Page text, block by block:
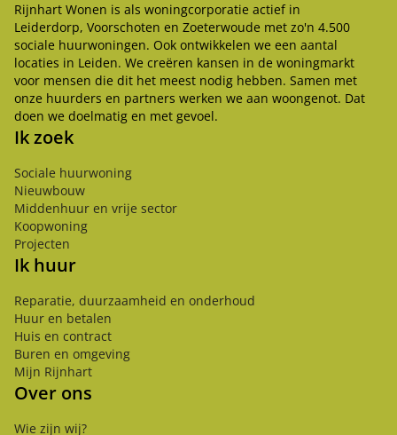
Rijnhart Wonen is als woningcorporatie actief in
Leiderdorp, Voorschoten en Zoeterwoude met zo'n 4.500
sociale huurwoningen. Ook ontwikkelen we een aantal
locaties in Leiden. We creëren kansen in de woningmarkt
voor mensen die dit het meest nodig hebben. Samen met
onze huurders en partners werken we aan woongenot. Dat
doen we doelmatig en met gevoel.
Ik zoek
Sociale huurwoning
Nieuwbouw
Middenhuur en vrije sector
Koopwoning
Projecten
Ik huur
Reparatie, duurzaamheid en onderhoud
Huur en betalen
Huis en contract
Buren en omgeving
Mijn Rijnhart
Over ons
Wie zijn wij?